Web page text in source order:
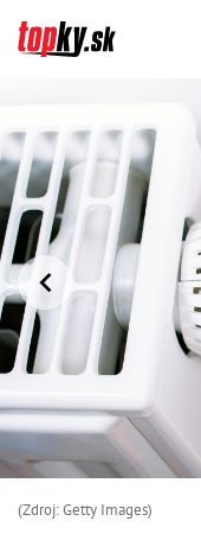
(Zdroj: Getty Images)